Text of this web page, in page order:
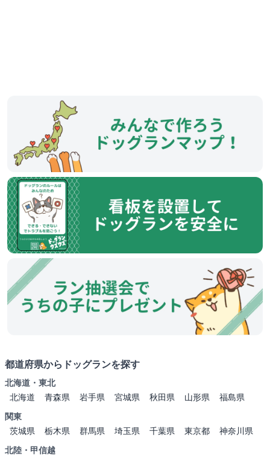
都道府県からドッグランを探す
北海道・東北
北海道
青森県 岩手県 宮城県 秋田県 山形県
福島県
関東
茨城県
栃木県 群馬県 埼玉県 千葉県 東京都
神奈川県
北陸・甲信越